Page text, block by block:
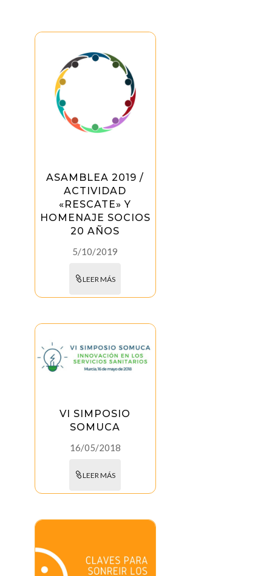
ASAMBLEA 2019 /
ACTIVIDAD
«RESCATE» Y
HOMENAJE SOCIOS
20 AÑOS
5/10/2019
LEER MÁS
VI SIMPOSIO
SOMUCA
16/05/2018
LEER MÁS